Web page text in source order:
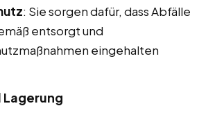
: Sie sorgen dafür, dass Abfälle
entsorgt und
eingehalten
Lagerung